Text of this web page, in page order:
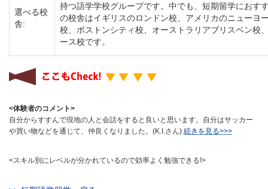
選べる校
舎:
持つ語学学校グループです。中でも、短期留学におす
の校舎はイギリスのロンドン校、アメリカのニューヨ
校、ボストンシティ校、オーストラリアブリスベン校
ース校です。
<体験者のコメント>
自分からすすんで現地の人と会話をすると良いと思います。自分はサッカー
や買い物などを通じて、仲良くなりました。(K.I.さん) 続きを見る>>>
<スキル別にレベルが分かれているので効率よく勉強できる!>